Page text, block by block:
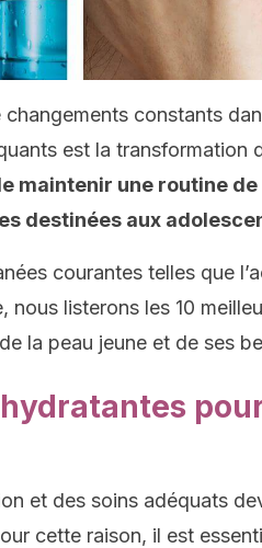
constants
est la transformation
maintenir une routine
destinées aux
courantes telles que
nous listerons les 10
la peau jeune et de ses
et des soins adéquats
cette raison, il est